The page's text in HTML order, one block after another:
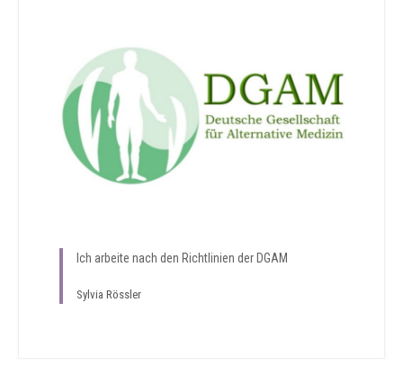
Ich arbeite nach den Richtlinien der DGAM
Sylvia Rössler